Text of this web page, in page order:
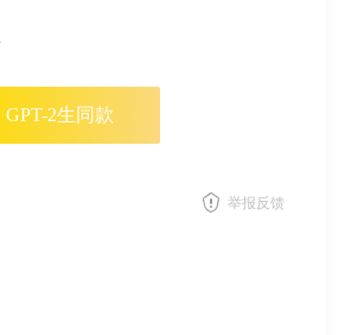
GPT-2生同款
举报反馈